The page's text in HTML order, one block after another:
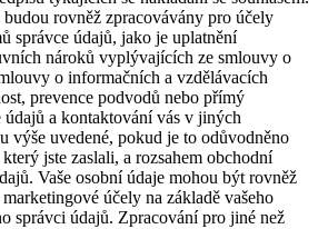
budou rovněž zpracovávány pro účely
správce údajů, jako je uplatnění
nároků vyplývajících ze smlouvy o
o informačních a vzdělávacích
prevence podvodů nebo přímý
údajů a kontaktování vás v jiných
výše uvedené, pokud je to odůvodněno
jste zaslali, a rozsahem obchodní
Vaše osobní údaje mohou být rovněž
účely na základě vašeho
správci údajů. Zpracování pro jiné než